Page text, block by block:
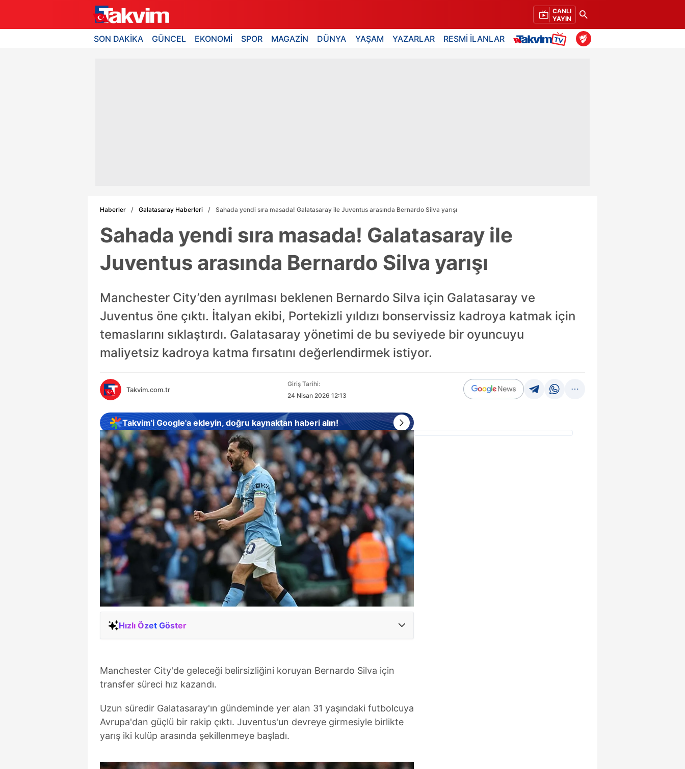
CANLI
YAYIN
SON DAKİKA GÜNCEL EKONOMİ SPOR MAGAZİN DÜNYA YAŞAM YAZARLAR RESMİ İLANLAR
Haberler Galatasaray Haberleri Sahada yendi sıra masada! Galatasaray ile Juventus arasında Bernardo Silva yarışı
Sahada yendi sıra masada! Galatasaray ile
Juventus arasında Bernardo Silva yarışı
Manchester City’den ayrılması beklenen Bernardo Silva için Galatasaray ve
Juventus öne çıktı. İtalyan ekibi, Portekizli yıldızı bonservissiz kadroya katmak için
temaslarını sıklaştırdı. Galatasaray yönetimi de bu seviyede bir oyuncuyu
maliyetsiz kadroya katma fırsatını değerlendirmek istiyor.
Takvim.com.tr
Giriş Tarihi:
24 Nisan 2026 12:13
Takvim'i Google'a ekleyin, doğru kaynaktan haberi alın!
Hızlı Özet Göster
Manchester City'de geleceği belirsizliğini koruyan Bernardo Silva için
transfer süreci hız kazandı.
Uzun süredir Galatasaray'ın gündeminde yer alan 31 yaşındaki futbolcuya
Avrupa'dan güçlü bir rakip çıktı. Juventus'un devreye girmesiyle birlikte
yarış iki kulüp arasında şekillenmeye başladı.